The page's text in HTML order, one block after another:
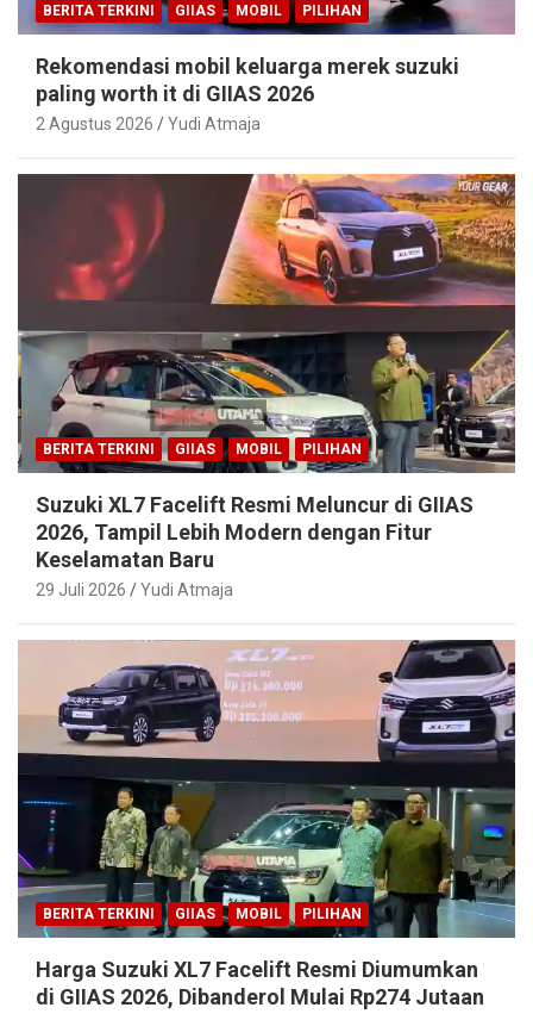
BERITA TERKINI GIIAS MOBIL PILIHAN
Rekomendasi mobil keluarga merek suzuki
paling worth it di GIIAS 2026
2 Agustus 2026 Yudi Atmaja
BERITA TERKINI GIIAS MOBIL PILIHAN
Suzuki XL7 Facelift Resmi Meluncur di GIIAS
2026, Tampil Lebih Modern dengan Fitur
Keselamatan Baru
29 Juli 2026 Yudi Atmaja
BERITA TERKINI GIIAS MOBIL PILIHAN
Harga Suzuki XL7 Facelift Resmi Diumumkan
di GIIAS 2026, Dibanderol Mulai Rp274 Jutaan